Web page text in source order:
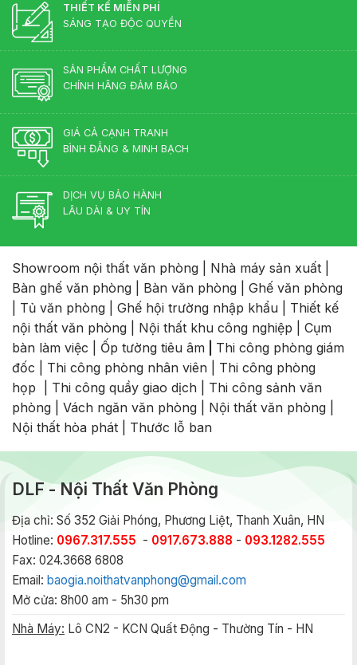
THIẾT KẾ MIỄN PHÍ
SÁNG TẠO ĐỘC QUYỀN
SẢN PHẨM CHẤT LƯỢNG
CHÍNH HÃNG ĐẢM BẢO
GIÁ CẢ CẠNH TRANH
BÌNH ĐẲNG & MINH BẠCH
DỊCH VỤ BẢO HÀNH
LÂU DÀI & UY TÍN
Showroom nội thất văn phòng Nhà máy sản xuất
Bàn ghế văn phòng
Bàn văn phòng
Ghế văn phòng
Tủ văn phòng Ghế hội trường nhập khẩu
Thiết kế
nội thất văn phòng
Nội thất khu công nghiệp
Cụm
bàn làm việc
Ốp tường tiêu âm
Thi công phòng giám
đốc
Thi công phòng nhân viên
Thi công phòng
họp
Thi công quầy giao dịch
Thi công sảnh văn
phòng
Vách ngăn văn phòng Nội thất văn phòng
Nội thất hòa phát
Thước lỗ ban
DLF - Nội Thất Văn Phòng
Địa chỉ: Số 352 Giải Phóng, Phương Liệt, Thanh Xuân, HN
Hotline: 0967.317.555 - 0917.673.888 - 093.1282.555
Fax: 024.3668 6808
Email: baogia.noithatvanphong@gmail.com
Mở cửa: 8h00 am - 5h30 pm
Nhà Máy: Lô CN2 - KCN Quất Động - Thường Tín - HN